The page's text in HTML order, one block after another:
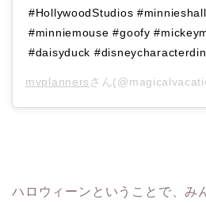
#HollywoodStudios
#minniemouse #goofy
#daisyduck
mvplanners さん
ハロウィーンということで、み